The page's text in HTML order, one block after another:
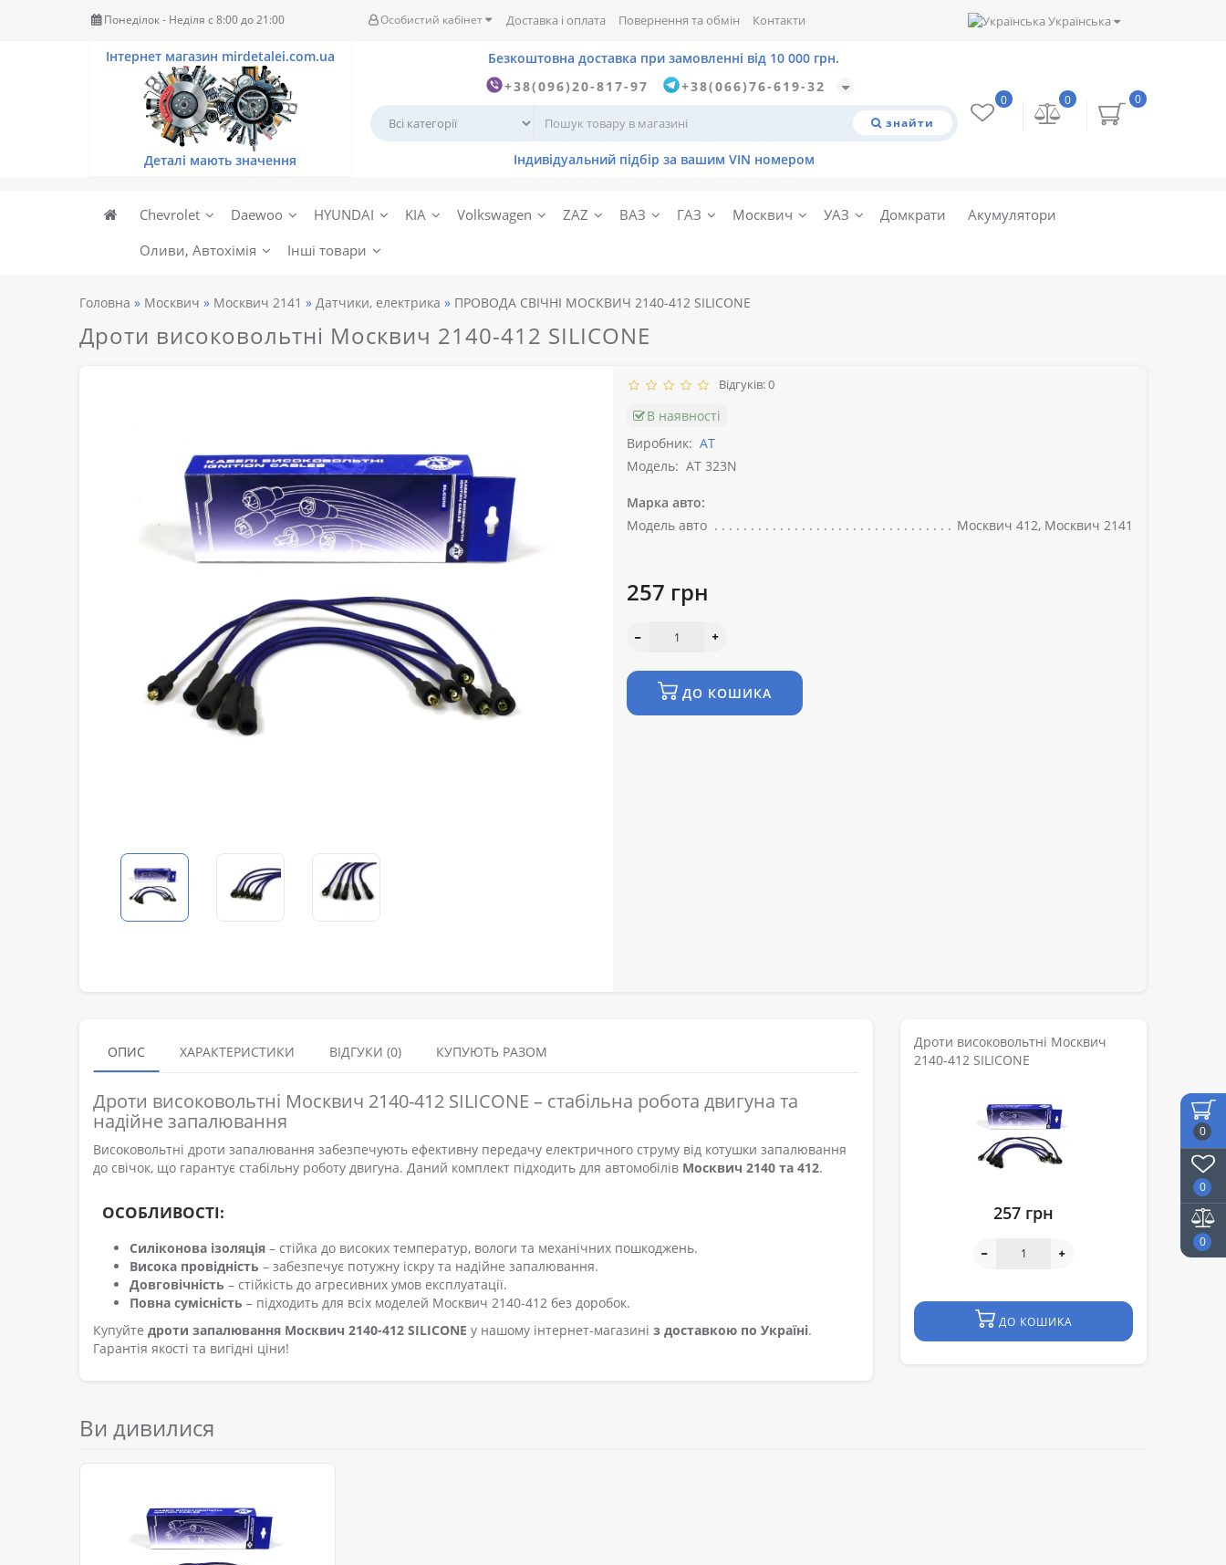
0
0
0
Понеділок - Неділя c 8:00 до 21:00 Особистий кабінет Доставка і оплата Повернення та обмін Контакти Українська
+38(096)20-817-97 +38(066)76-619-32
знайти
0
0
0
Chevrolet Daewoo HYUNDAI KIA Volkswagen ZAZ ВАЗ ГАЗ Москвич УАЗ Домкрати
Акумулятори
Оливи, Автохімія
Інші товари
Головна Москвич Москвич 2141 Датчики, електрика ПРОВОДА СВІЧНІ МОСКВИЧ 2140-412 SILICONE
Дроти високовольтні Москвич 2140-412 SILICONE
Відгуків: 0
В наявності
Виробник: АТ
Модель: AT 323N
Марка авто:
Модель авто
Москвич 412, Москвич 2141
257 грн
ДО КОШИКА
ОПИС ХАРАКТЕРИСТИКИ ВІДГУКИ (0) КУПУЮТЬ РАЗОМ
Дроти високовольтні Москвич 2140-412 SILICONE – стабільна робота двигуна та
надійне запалювання
Високовольтні дроти запалювання забезпечують ефективну передачу електричного струму від котушки запалювання
до свічок, що гарантує стабільну роботу двигуна. Даний комплект підходить для автомобілів Москвич 2140 та 412.
ОСОБЛИВОСТІ:
Силіконова ізоляція – стійка до високих температур, вологи та механічних пошкоджень.
Висока провідність – забезпечує потужну іскру та надійне запалювання.
Довговічність – стійкість до агресивних умов експлуатації.
Повна сумісність – підходить для всіх моделей Москвич 2140-412 без доробок.
Купуйте дроти запалювання Москвич 2140-412 SILICONE у нашому інтернет-магазині з доставкою по Україні.
Гарантія якості та вигідні ціни!
Дроти високовольтні Москвич
2140-412 SILICONE
257 грн
ДО КОШИКА
Ви дивилися